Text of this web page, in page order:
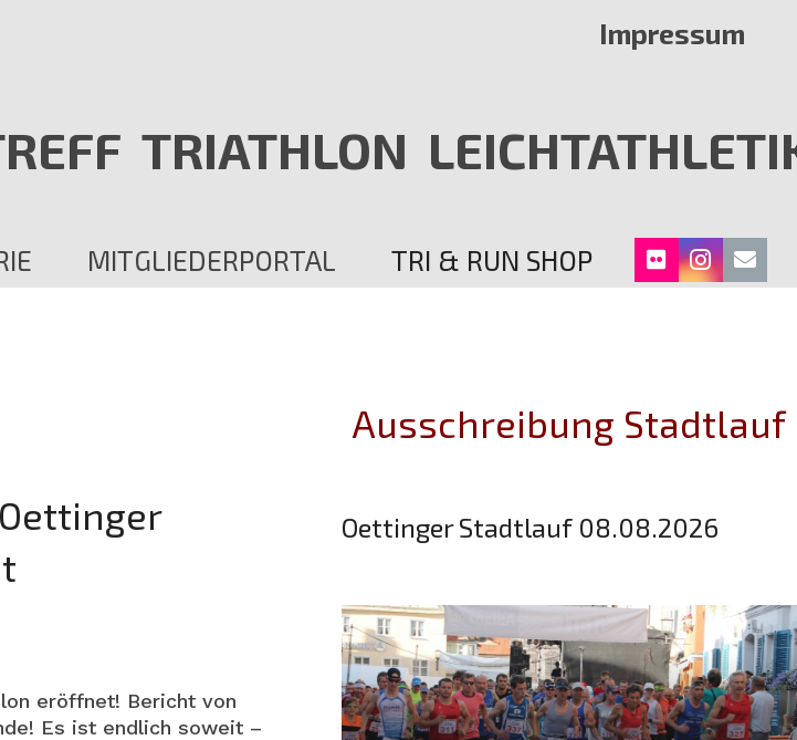
Impressum
TRIATHLON
MITGLIEDERPORTAL TRI & RUN SHOP
eröffnet! Bericht von
Es ist endlich soweit –
Ausschreibung Stadtlauf
Oettinger Stadtlauf 08.08.2026